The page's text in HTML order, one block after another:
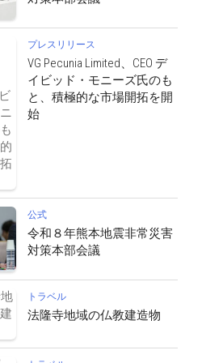
プレスリリース
VG Pecunia Limited、CEO デ
イビッド・モニーズ氏のも
と、積極的な市場開拓を開
始
公式
令和８年熊本地震非常災害
対策本部会議
トラベル
法隆寺地域の仏教建造物